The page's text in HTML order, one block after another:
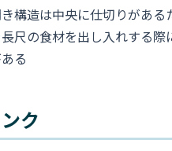
構造は中央に仕切りがある
尺の食材を出し入れする際
る
ク